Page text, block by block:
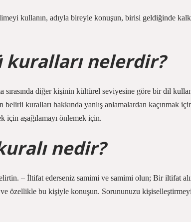
kullanın, adıyla bireyle konuşun, birisi geldiğinde
kuralları nelerdir?
sırasında diğer kişinin kültürel seviyesine göre bir dil
belirli kuralları hakkında yanlış anlamalardan kaçınmak
için aşağılamayı önlemek için.
nedir?
– İltifat ederseniz samimi ve samimi olun; Bir iltifat
özellikle bu kişiyle konuşun. Sorununuzu